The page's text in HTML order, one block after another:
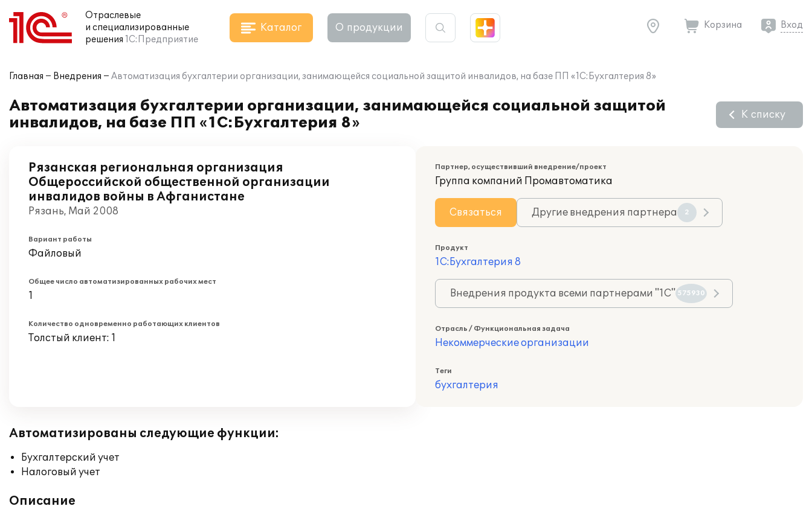
Отраслевые
и специализированные
решения 1С:Предприятие
Каталог О продукции Корзина Вход
Главная Внедрения Автоматизация бухгалтерии организации, занимающейся социальной защитой инвалидов, на базе ПП «1С:Бухгалтерия 8»
Автоматизация бухгалтерии организации, занимающейся социальной защитой
инвалидов, на базе ПП «1С:Бухгалтерия 8»
К списку
Рязанская региональная организация
Общероссийской общественной организации
инвалидов войны в Афганистане
Рязань, Май 2008
Вариант работы
Файловый
Общее число автоматизированных рабочих мест
1
Количество одновременно работающих клиентов
Толстый клиент: 1
Партнер, осуществивший внедрение/проект
Группа компаний Промавтоматика
Связаться Другие внедрения партнера 2
Продукт
1С:Бухгалтерия 8
Внедрения продукта всеми партнерами "1С" 575930
Отрасль / Функциональная задача
Некоммерческие организации
Теги
бухгалтерия
Автоматизированы следующие функции:
Бухгалтерский учет
Налоговый учет
Описание